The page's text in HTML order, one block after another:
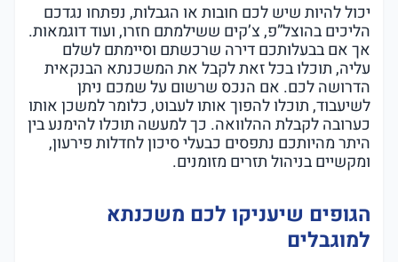
יכול להיות שיש לכם חובות או הגבלות, נפתחו נגדכם
הליכים בהוצל”פ, צ’קים ששילמתם חזרו, ועוד דוגמאות.
אך אם בבעלותכם דירה שרכשתם וסיימתם לשלם
עליה, תוכלו בכל זאת לקבל את המשכנתא הבנקאית
הדרושה לכם. אם הנכס שרשום על שמכם ניתן
לשיעבוד, תוכלו להפוך אותו לעבוט, כלומר למשכן אותו
כערובה לקבלת ההלוואה. כך למעשה תוכלו להימנע בין
היתר מהיותכם נתפסים כבעלי סיכון לחדלות פירעון,
ומקשיים בניהול תזרים מזומנים.
הגופים שיעניקו לכם משכנתא
למוגבלים